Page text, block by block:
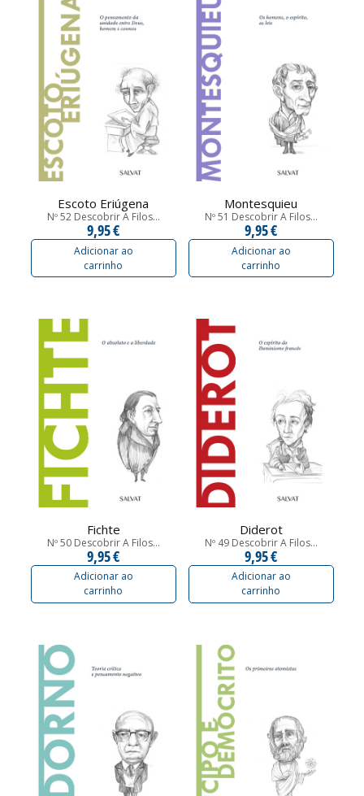
Escoto Eriúgena
Nº 52 Descobrir A Filos...
9,95 €
Adicionar ao
carrinho
Montesquieu
Nº 51 Descobrir A Filos...
9,95 €
Adicionar ao
carrinho
Fichte
Nº 50 Descobrir A Filos...
9,95 €
Adicionar ao
carrinho
Diderot
Nº 49 Descobrir A Filos...
9,95 €
Adicionar ao
carrinho